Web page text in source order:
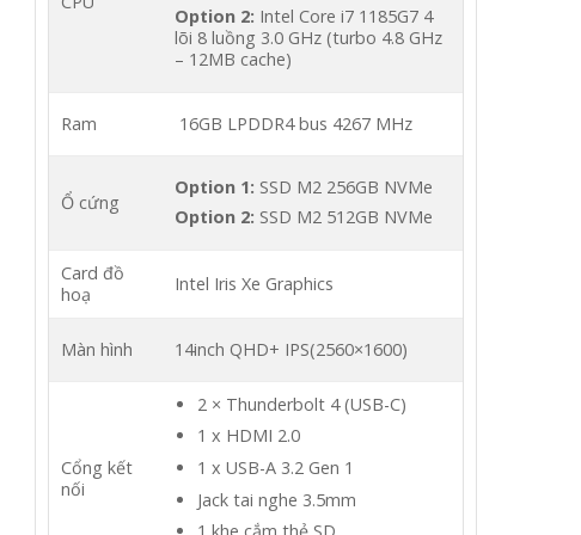
Option 2: Intel Core i7 1185G7 4
lõi 8 luồng 3.0 GHz (turbo 4.8 GHz
– 12MB cache)
Ram 16GB LPDDR4 bus 4267 MHz
Ổ cứng
Option 1: SSD M2 256GB NVMe
Option 2: SSD M2 512GB NVMe
Card đồ
hoạ
Intel Iris Xe Graphics
Màn hình 14inch QHD+ IPS(2560×1600)
Cổng kết
nối
2 × Thunderbolt 4 (USB-C)
1 x HDMI 2.0
1 x USB-A 3.2 Gen 1
Jack tai nghe 3.5mm